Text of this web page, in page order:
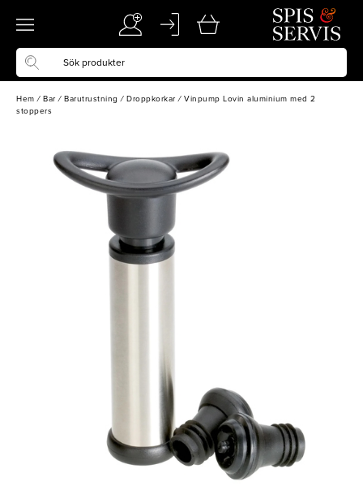
Hem / Bar / Barutrustning / Droppkorkar / Vinpump Lovin aluminium med 2
stoppers